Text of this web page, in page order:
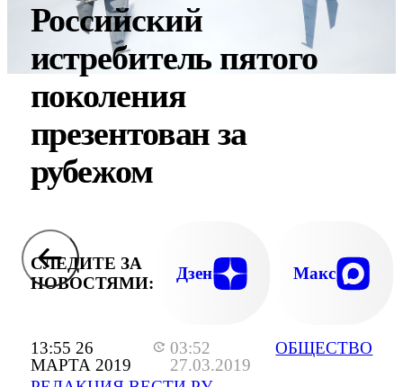
13:55 26
МАРТА 2019
03:52
27.03.2019
ОБЩЕСТВО
Российский
истребитель пятого
поколения
презентован за
рубежом
СЛЕДИТЕ ЗА
НОВОСТЯМИ:
Дзен Макс